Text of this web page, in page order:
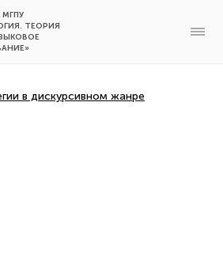
МГПУ
ТЕОРИЯ
в дискурсивном жанре